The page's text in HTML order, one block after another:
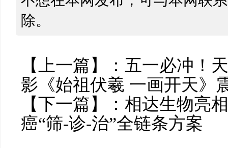
除。
【上一篇】： 五一必冲！
影《始祖伏羲 一画开天》
【下一篇】： 相达生物亮
癌“筛-诊-治”全链条方案